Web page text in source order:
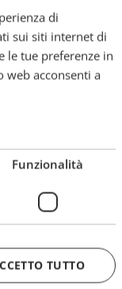
di
sui siti internet di
le tue preferenze in
acconsenti a
Funzionalità
TUTTO